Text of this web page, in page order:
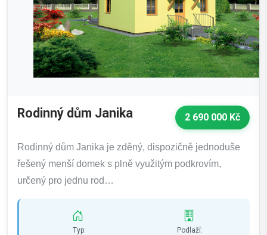
Rodinný dům Janika 2 690 000 Kč
Rodinný dům Janika je zděný, dispozičně jednoduše
řešený menší domek s plně využitým podkrovím,
určený pro jednu rod…
Typ: Podlaží: